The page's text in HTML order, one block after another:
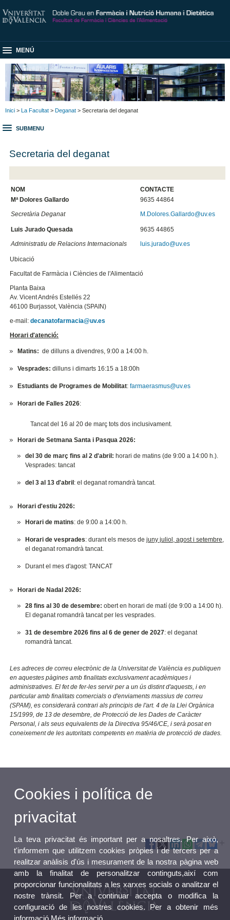
MENÚ
Inici > La Facultat > Deganat > Secretaria del deganat
SUBMENU
Secretaria del deganat
NOM
CONTACTE
Mª Dolores Gallardo
Secretària Deganat
9635 44864
M.Dolores.Gallardo@uv.es
Luis Jurado Quesada
Administratiu de Relacions Internacionals
9635 44865
luis.jurado@uv.es
Ubicació
Facultat de Farmàcia i Ciències de l'Alimentació
Planta Baixa
Av. Vicent Andrés Estellés 22
46100 Burjassot, València (SPAIN)
e-mail:decanatofarmacia@uv.es
Horari d'atenció:
Matins: de dilluns a divendres, 9:00 a 14:00 h.
Vesprades: dilluns i dimarts 16:15 a 18:00h
Estudiants de Programes de Mobilitat:farmaerasmus@uv.es
Horari de Falles 2026:
Tancat del 16 al 20 de març tots dos inclusivament.
Horari de Setmana Santa i Pasqua 2026:
del 30 de març fins al 2 d'abril: horari de matins (de 9:00 a 14:00 h.).
Vesprades: tancat
del 3 al 13 d'abril : el deganat romandrà tancat.
Horari d'estiu 2026:
Horari de matins: de 9:00 a 14:00 h.
Horari de vesprades: durant els mesos dejuny juliol, agost i setembre
el deganat romandrà tancat.
Durant el mes d'agost: TANCAT
Horari de Nadal 2026:
28 fins al 30 de desembre:obert en horari de matí (de 9:00 a 14:00 h).
El deganat romandrà tancat per les vesprades.
31 de desembre 2026 fins al 6 de gener de 2027: el deganat
romandrà tancat.
Les adreces de correu electrònic de la Universitat de València es publiquen
en aquestes pàgines amb finalitats exclusivament acadèmiques i
administratives. El fet de fer-les servir per a un ús distint d'aquests, i en
particular amb finalitats comercials o d'enviaments massius de correu
(SPAM), es considerarà contrari als principis de l'art. 4 de la Llei Orgànica
15/1999, de 13 de desembre, de Protecció de les Dades de Caràcter
Personal, i als seus equivalents de la Directiva 95/46/CE, i serà posat en
coneixement de les autoritats competents en matèria de protecció de dades.
Cookies i política de
privacitat
La teva privacitat és important per a nosaltres. Per això,
t'informem que utilitzem cookies pròpies i de tercers per a
realitzar anàlisis d'ús i mesurament de la nostra pàgina web
amb la finalitat de personalitzar continguts,així com
proporcionar funcionalitats a les xarxes socials o analitzar el
nostre trànsit. Per a continuar accepta o modifica la
configuració de les nostres cookies. Per a obtenir més
informació Més informació